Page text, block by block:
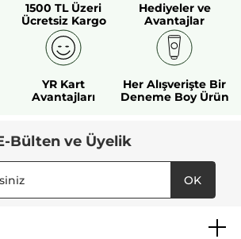
1500 TL Üzeri
Ücretsiz Kargo
Hediyeler ve
Avantajlar
YR Kart
Avantajları
Her Alışverişte Bir
Deneme Boy Ürün
E-Bülten ve Üyelik
OK